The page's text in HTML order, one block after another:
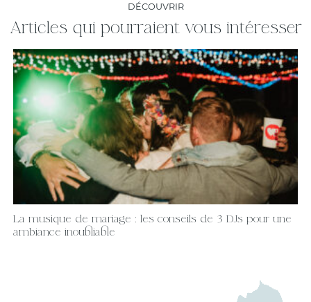
DÉCOUVRIR
Articles qui pourraient vous intéresser
La musique de mariage : les conseils de 3 DJs pour une
ambiance inoubliable